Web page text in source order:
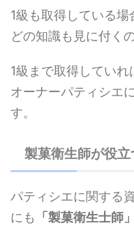
1級も取得している
どの知識も見に付く
1級まで取得してい
オーナーパティシエ
す。
製菓衛生師が役立
パティシエに関する
にも
「製菓衛生士師」